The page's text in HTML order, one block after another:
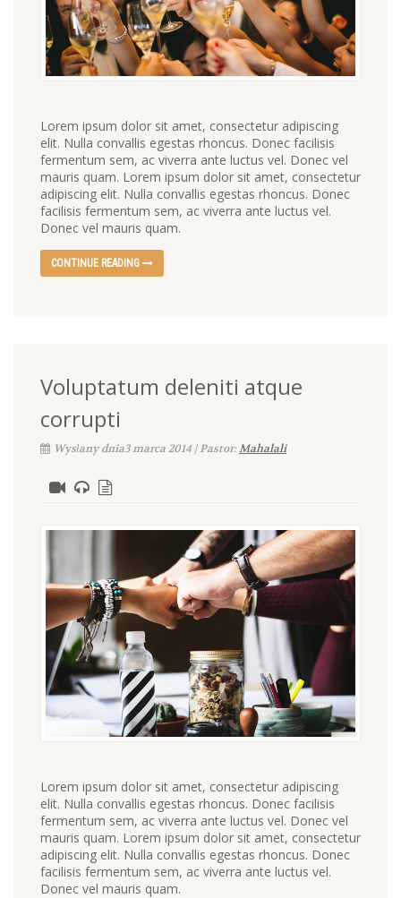
Lorem ipsum dolor sit amet, consectetur adipiscing
elit. Nulla convallis egestas rhoncus. Donec facilisis
fermentum sem, ac viverra ante luctus vel. Donec vel
mauris quam. Lorem ipsum dolor sit amet, consectetur
adipiscing elit. Nulla convallis egestas rhoncus. Donec
facilisis fermentum sem, ac viverra ante luctus vel.
Donec vel mauris quam.
CONTINUE READING
Voluptatum deleniti atque
corrupti
Wysłany dnia3 marca 2014 | Pastor:Mahalali
Lorem ipsum dolor sit amet, consectetur adipiscing
elit. Nulla convallis egestas rhoncus. Donec facilisis
fermentum sem, ac viverra ante luctus vel. Donec vel
mauris quam. Lorem ipsum dolor sit amet, consectetur
adipiscing elit. Nulla convallis egestas rhoncus. Donec
facilisis fermentum sem, ac viverra ante luctus vel.
Donec vel mauris quam.